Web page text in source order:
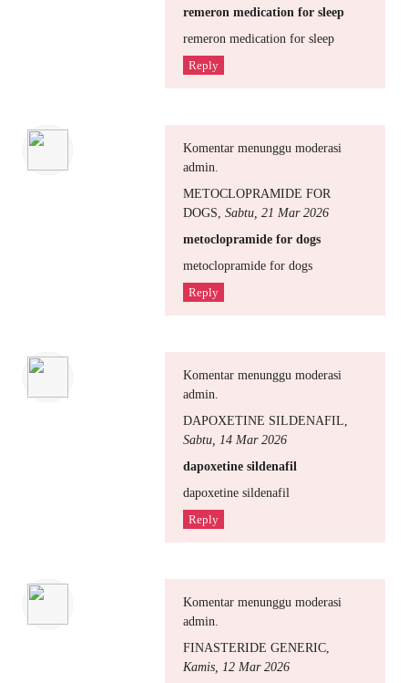
remeron medication for sleep
remeron medication for sleep
Reply
Komentar menunggu moderasi
admin.
METOCLOPRAMIDE FOR
DOGS Sabtu, 21 Mar 2026
metoclopramide for dogs
metoclopramide for dogs
Reply
Komentar menunggu moderasi
admin.
DAPOXETINE SILDENAFIL
Sabtu, 14 Mar 2026
dapoxetine sildenafil
dapoxetine sildenafil
Reply
Komentar menunggu moderasi
admin.
FINASTERIDE GENERIC
Kamis, 12 Mar 2026